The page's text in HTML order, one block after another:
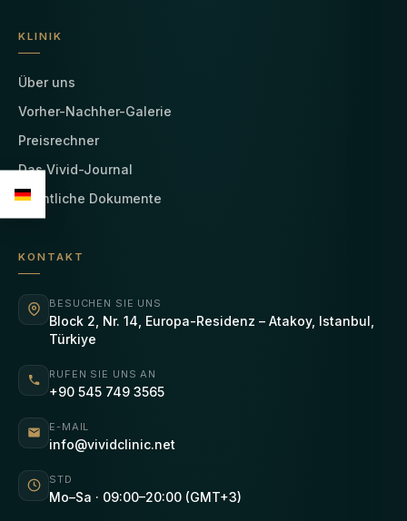
KLINIK
Über uns
Vorher-Nachher-Galerie
Preisrechner
Das Vivid-Journal
Rechtliche Dokumente
KONTAKT
BESUCHEN SIE UNS
Block 2, Nr. 14, Europa-Residenz – Atakoy, Istanbul,
Türkiye
RUFEN SIE UNS AN
+90 545 749 3565
E-MAIL
info@vividclinic.net
STD
Mo–Sa · 09:00–20:00 (GMT+3)